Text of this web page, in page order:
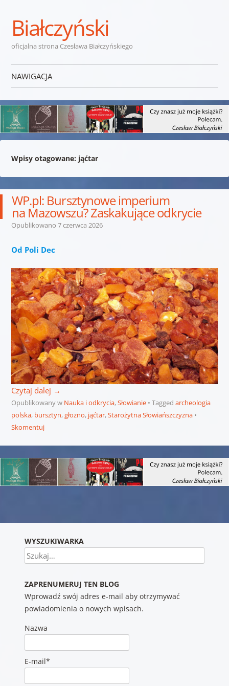
Białczyński
oficjalna strona Czesława Białczyńskiego
NAWIGACJA
Wpisy otagowane: jąćtar
WP.pl: Bursztynowe imperium
na Mazowszu? Zaskakujące odkrycie
Opublikowano 7 czerwca 2026
Od Poli Dec
Czytaj dalej →
Opublikowany w Nauka i odkrycia,Słowianie Tagged archeologia
polska, bursztyn,głozno, jąćtar,Starożytna Słowiańszczyzna
Skomentuj
WYSZUKIWARKA
Szukaj
ZAPRENUMERUJ TEN BLOG
Wprowadź swój adres e-mail aby otrzymywać
powiadomienia o nowych wpisach.
Nazwa
E-mail*